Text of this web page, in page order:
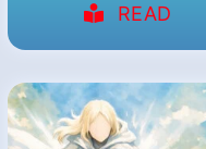
READ